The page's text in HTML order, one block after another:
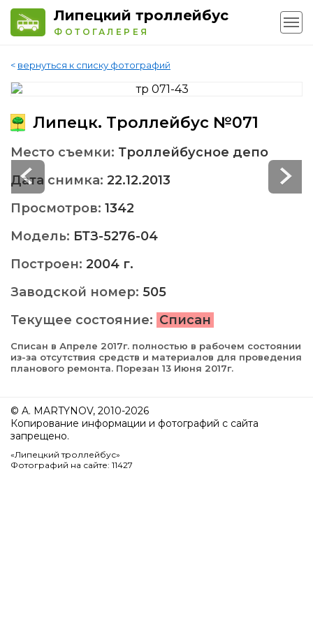
Липецкий троллейбус
ФОТОГАЛЕРЕЯ
< вернуться к списку фотографий
Липецк. Троллейбус №071
Место съемки: Троллейбусное депо
Дата снимка: 22.12.2013
Просмотров: 1342
Модель: БТЗ-5276-04
Построен: 2004 г.
Заводской номер: 505
Текущее состояние: Списан
Списан в Апреле 2017г. полностью в рабочем состоянии
из-за отсутствия средств и материалов для проведения
планового ремонта. Порезан 13 Июня 2017г.
© A. MARTYNOV, 2010-2026
Копирование информации и фотографий с сайта
запрещено.
«Липецкий троллейбус»
Фотографий на сайте: 11427